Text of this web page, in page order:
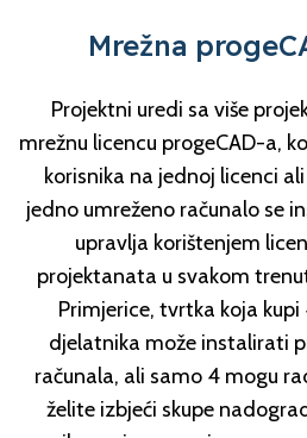
Mrežna
Projektni uredi sa više
mrežnu licencu progeCAD-a,
korisnika na jednoj licenci
jedno umreženo računalo se
upravlja korištenjem
projektanata u svakom
Primjerice, tvrtka koja kupi
djelatnika može instalirati
računala, ali samo 4 mogu
želite izbjeći skupe